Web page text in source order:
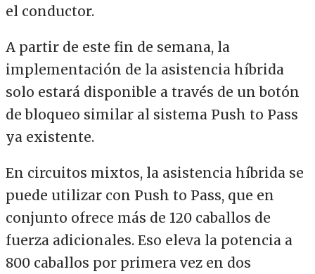
el conductor.
A partir de este fin de semana, la
implementación de la asistencia híbrida
solo estará disponible a través de un botón
de bloqueo similar al sistema Push to Pass
ya existente.
En circuitos mixtos, la asistencia híbrida se
puede utilizar con Push to Pass, que en
conjunto ofrece más de 120 caballos de
fuerza adicionales. Eso eleva la potencia a
800 caballos por primera vez en dos